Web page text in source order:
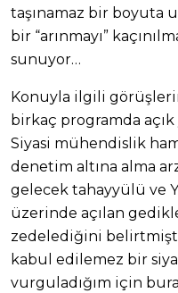
taşınamaz bir boyuta
bir “arınmayı”
sunuyor…
Konuyla ilgili
birkaç programda
Siyasi mühendislik
denetim altına alma
gelecek tahayyülü ve
üzerinde açılan
zedelediğini
kabul edilemez bir
vurguladığım için